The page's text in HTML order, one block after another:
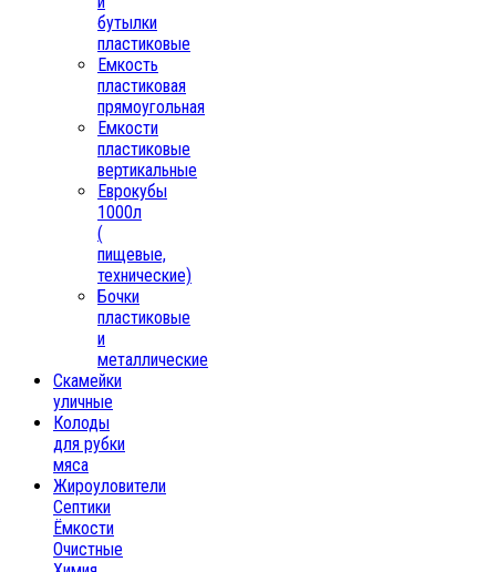
бутылки
пластиковые
Емкость
пластиковая
прямоугольная
Емкости
пластиковые
вертикальные
Еврокубы
1000л
(
пищевые,
технические)
Бочки
пластиковые
и
металлические
Скамейки
уличные
Колоды
для рубки
мяса
Жироуловители
Септики
Ёмкости
Очистные